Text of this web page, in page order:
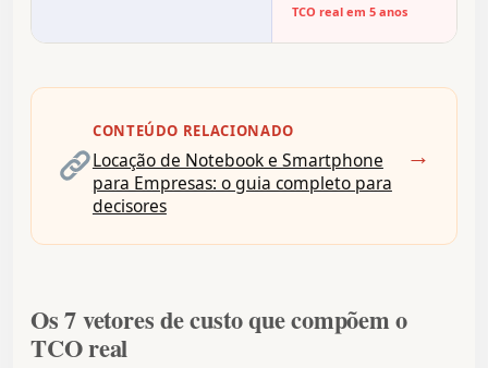
TCO real em 5 anos
CONTEÚDO RELACIONADO
Locação de Notebook e Smartphone
para Empresas: o guia completo para
decisores
→
Os 7 vetores de custo que compõem o
TCO real